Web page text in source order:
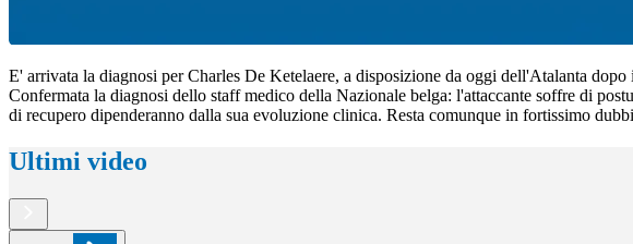
E' arrivata la diagnosi per Charles De Ketelaere, a disposizione da oggi dell'Atalanta
Confermata la diagnosi dello staff medico della Nazionale belga: l'attaccante soffre di
di recupero dipenderanno dalla sua evoluzione clinica. Resta comunque in fortissimo
Ultimi video